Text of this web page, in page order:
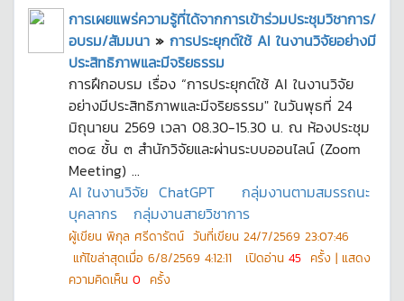
การเผยแพร่ความรู้ที่ได้จากการเข้าร่วมประชุมวิชาการ/
อบรม/สัมมนา » การประยุกต์ใช้ AI ในงานวิจัยอย่างมี
ประสิทธิภาพและมีจริยธรรม
การฝึกอบรม เรื่อง “การประยุกต์ใช้ AI ในงานวิจัย
อย่างมีประสิทธิภาพและมีจริยธรรม" ในวันพุธที่ 24
มิถุนายน 2569 เวลา 08.30-15.30 น. ณ ห้องประชุม
๓๐๔ ชั้น ๓ สำนักวิจัยและผ่านระบบออนไลน์ (Zoom
Meeting) ...
AI ในงานวิจัย ChatGPT
กลุ่มงานตามสมรรถนะ
บุคลากร
กลุ่มงานสายวิชาการ
ผู้เขียน พิกุล ศรีดารัตน์ วันที่เขียน 24/7/2569 23:07:46
แก้ไขล่าสุดเมื่อ 6/8/2569 4:12:11 เปิดอ่าน 45 ครั้ง | แสดง
ความคิดเห็น 0 ครั้ง